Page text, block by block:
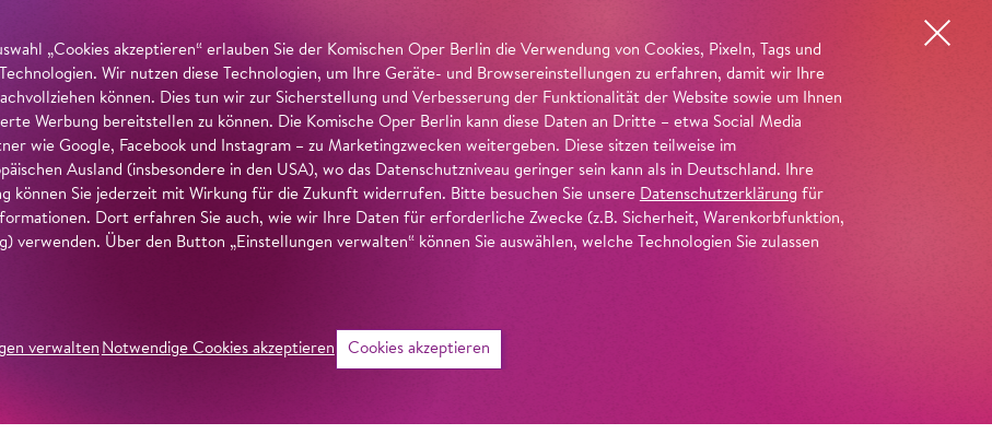
„Cookies akzeptieren“ erlauben Sie der Komischen Oper Berlin die Verwendung von Cookies, Pixeln, Tags und
Wir nutzen diese Technologien, um Ihre Geräte- und Browsereinstellungen zu erfahren, damit wir Ihre
können. Dies tun wir zur Sicherstellung und Verbesserung der Funktionalität der Website sowie um Ihnen
Werbung bereitstellen zu können. Die Komische Oper Berlin kann diese Daten an Dritte – etwa Social Media
wie Google, Facebook und Instagram – zu Marketingzwecken weitergeben. Diese sitzen teilweise im
Ausland (insbesondere in den USA), wo das Datenschutzniveau geringer sein kann als in Deutschland. Ihre
können Sie jederzeit mit Wirkung für die Zukunft widerrufen. Bitte besuchen Sie unsere Datenschutzerklärung für
Dort erfahren Sie auch, wie wir Ihre Daten für erforderliche Zwecke (z.B. Sicherheit, Warenkorbfunktion,
verwenden. Über den Button „Einstellungen verwalten“ können Sie auswählen, welche Technologien Sie zulassen
verwalten Notwendige Cookies akzeptieren Cookies akzeptieren